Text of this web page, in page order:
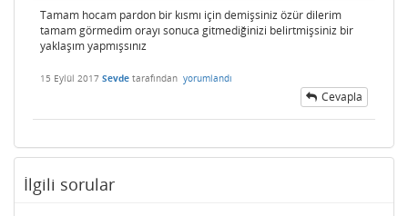
Tamam hocam pardon bir kısmı için demişsiniz özür dilerim
tamam görmedim orayı sonuca gitmediğinizi belirtmişsiniz bir
yaklaşım yapmışsınız
15 Eylül 2017 Sevde tarafından yorumlandı
Cevapla
İlgili sorular